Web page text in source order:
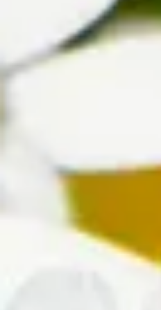
Wichtig ist, dass die Margeriten
erfolgt dann im Herbst. Die
Blütezeit
Gegen Ende Mai wächst sie
Liebst du mich oder liebst du
Nicht nur als Liebesorakel wird
Was bedeuten
„Er liebt mich, er liebt mich nicht
entscheidet. Diese Bedeutung
„Liebst du mich noch?“ Bei